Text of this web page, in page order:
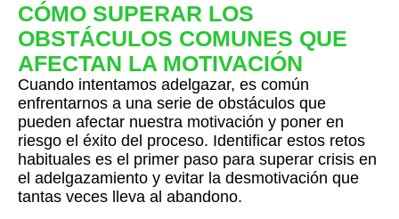
CÓMO SUPERAR LOS
OBSTÁCULOS COMUNES QUE
AFECTAN LA MOTIVACIÓN
Cuando intentamos adelgazar, es común
enfrentarnos a una serie de obstáculos que
pueden afectar nuestra motivación y poner en
riesgo el éxito del proceso. Identificar estos retos
habituales es el primer paso para superar crisis en
el adelgazamiento y evitar la desmotivación que
tantas veces lleva al abandono.